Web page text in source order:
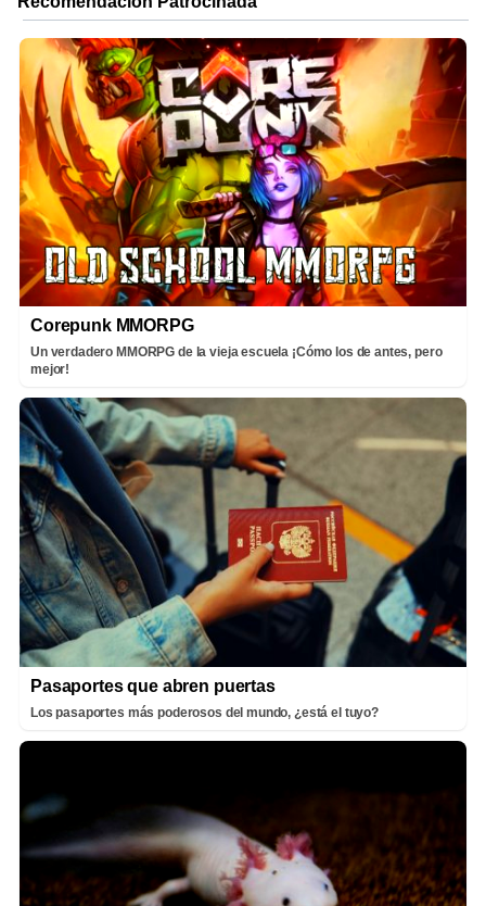
Corepunk MMORPG
Un verdadero MMORPG de la vieja escuela ¡Cómo los de antes, pero
mejor!
Pasaportes que abren puertas
Los pasaportes más poderosos del mundo, ¿está el tuyo?